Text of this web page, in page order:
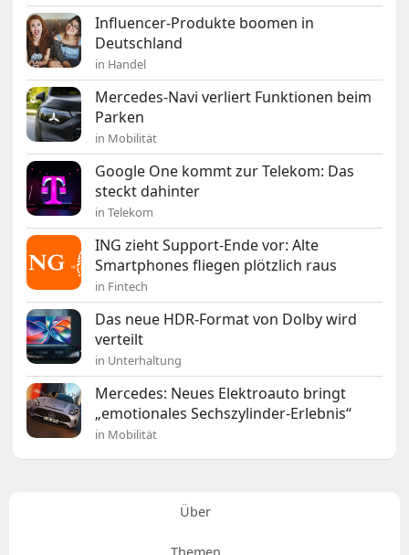
Influencer-Produkte boomen in
Deutschland
in Handel
Mercedes-Navi verliert Funktionen beim
Parken
in Mobilität
Google One kommt zur Telekom: Das
steckt dahinter
in Telekom
ING zieht Support-Ende vor: Alte
Smartphones fliegen plötzlich raus
in Fintech
Das neue HDR-Format von Dolby wird
verteilt
in Unterhaltung
Mercedes: Neues Elektroauto bringt
„emotionales Sechszylinder-Erlebnis“
in Mobilität
Über